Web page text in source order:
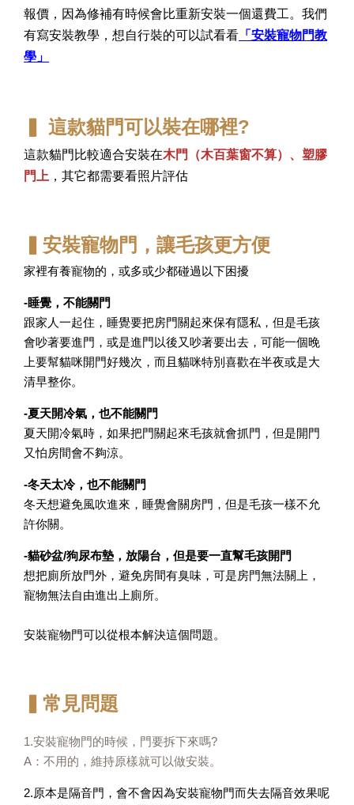
報價，因為修補有時候會比重新安裝一個還費工。我們
有寫安裝教學，想自行裝的可以試看看 「安裝寵物門教
學」
這款貓門可以裝在哪裡?
這款貓門比較適合安裝在木門（木百葉窗不算）、塑膠
門上 ，其它都需要看照片評估
▍安裝寵物門，讓毛孩更方便
家裡有養寵物的，或多或少都碰過以下困擾
-睡覺，不能關門
跟家人一起住，睡覺要把房門關起來保有隱私，但是毛孩
會吵著要進門，或是進門以後又吵著要出去，可能一個晚
上要幫貓咪開門好幾次，而且貓咪特別喜歡在半夜或是大
清早整你。
-夏天開冷氣，也不能關門
夏天開冷氣時，如果把門關起來毛孩就會抓門，但是開門
又怕房間會不夠涼。
-冬天太冷，也不能關門
冬天想避免風吹進來，睡覺會關房門，但是毛孩一樣不允
許你關。
-貓砂盆/狗尿布墊，放陽台，但是要一直幫毛孩開門
想把廁所放門外，避免房間有臭味，可是房門無法關上，
寵物無法自由進出上廁所。
安裝寵物門可以從根本解決這個問題。
▍常見問題
1.安裝寵物門的時候，門要拆下來嗎?
A：不用的，維持原樣就可以做安裝。
2.原本是隔音門，會不會因為安裝寵物門而失去隔音效果呢